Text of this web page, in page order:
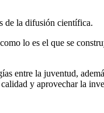
de la difusión científica.
lo es el que se
entre la juventud,
y aprovechar la